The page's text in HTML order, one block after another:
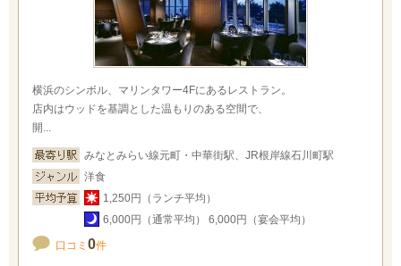
横浜のシンボル、マリンタワー4Fにあるレストラン。
店内はウッドを基調とした温もりのある空間で、
開...
みなとみらい線元町・中華街駅、JR根岸線石川町駅
洋食
1,250円（ランチ平均）
6,000円（通常平均） 6,000円（宴会平均）
口コミ 0件